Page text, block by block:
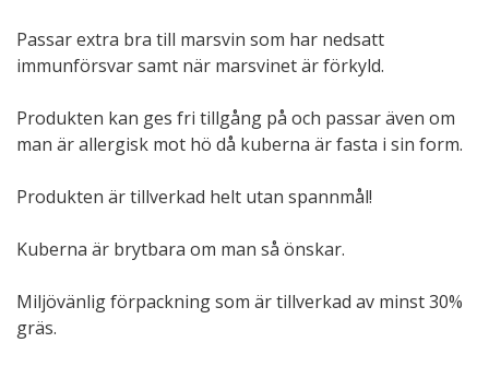
Passar extra bra till marsvin som har nedsatt
immunförsvar samt när marsvinet är förkyld.
Produkten kan ges fri tillgång på och passar även om
man är allergisk mot hö då kuberna är fasta i sin form.
Produkten är tillverkad helt utan spannmål!
Kuberna är brytbara om man så önskar.
Miljövänlig förpackning som är tillverkad av minst 30%
gräs.